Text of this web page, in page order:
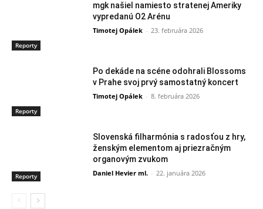
Reporty
mgk našiel namiesto stratenej Ameriky
vypredanú O2 Arénu
Timotej Opálek - 23. februára 2026
Reporty
Po dekáde na scéne odohrali Blossoms
v Prahe svoj prvý samostatný koncert
Timotej Opálek - 8. februára 2026
Reporty
Slovenská filharmónia s radosťou z hry,
ženským elementom aj priezračným
organovým zvukom
Daniel Hevier ml. - 22. januára 2026